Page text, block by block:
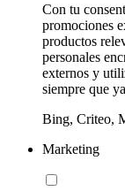
Con tu
promociones
productos
personales
externos y
siempre que
Bing, Criteo,
Marketing